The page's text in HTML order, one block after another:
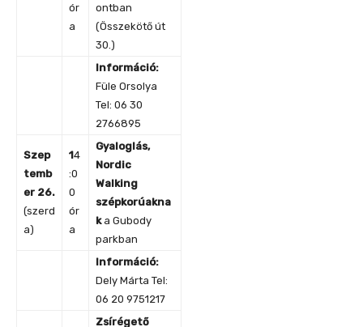
ór
a
ontban
(Összekötő út
30.)
Információ:
Füle Orsolya
Tel: 06 30
2766895
Szep
temb
er 26.
(szerd
a)
14
:0
0
ór
a
Gyaloglás,
Nordic
Walking
szépkorúakna
ka Gubody
parkban
Információ:
Dely Márta Tel:
06 20 9751217
Zsírégető